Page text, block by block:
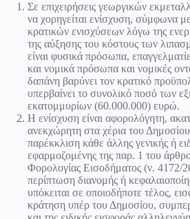
Σε επιχειρήσεις γεωργικών
να χορηγείται ενίσχυση, σύμφωνα
κρατικών ενισχύσεων λόγω της
της αύξησης του κόστους των
είναι φυσικά πρόσωπα,
και νομικά πρόσωπα και νομικές
δαπάνη βαρύνει τον κρατικό
υπερβαίνει το συνολικό ποσό των
εκατομμυρίων (60.000.000) ευρώ.
Η ενίσχυση είναι αφορολόγητη,
ανεκχώρητη στα χέρια του
παρέκκλιση κάθε άλλης γενικής ή
εφαρμοζομένης της παρ. 1 του
Φορολογίας Εισοδήματος (ν. 4172/
περίπτωση διανομής ή
υπόκειται σε οποιοδήποτε τέλος,
κράτηση υπέρ του Δημοσίου,